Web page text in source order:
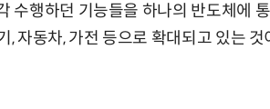
수행하던 기능들을 하나의 반도체에
, 자동차, 가전 등으로 확대되고 있는